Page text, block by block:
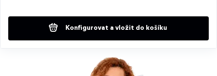
Konfigurovat a vložit do košíku